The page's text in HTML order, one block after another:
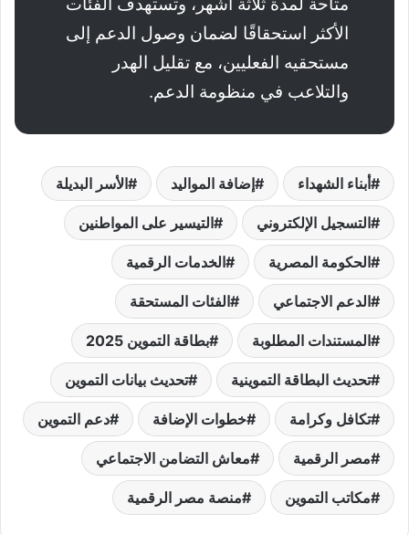
متاحة لمدة ثلاثة أشهر، وتستهدف الفئات
الأكثر استحقاقًا لضمان وصول الدعم إلى
مستحقيه الفعليين، مع تقليل الهدر
والتلاعب في منظومة الدعم.
أبناء الشهداء إضافة المواليد الأسر البديلة
التسجيل الإلكتروني التيسير على المواطنين
الحكومة المصرية الخدمات الرقمية
الدعم الاجتماعي الفئات المستحقة
المستندات المطلوبة بطاقة التموين 2025
تحديث البطاقة التموينية تحديث بيانات التموين
تكافل وكرامة خطوات الإضافة دعم التموين
مصر الرقمية معاش التضامن الاجتماعي
مكاتب التموين منصة مصر الرقمية